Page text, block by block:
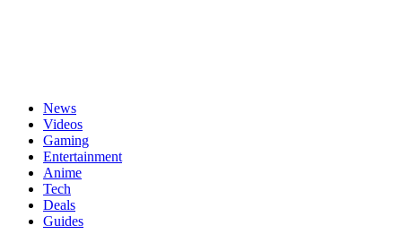
News
Videos
Gaming
Entertainment
Anime
Tech
Deals
Guides